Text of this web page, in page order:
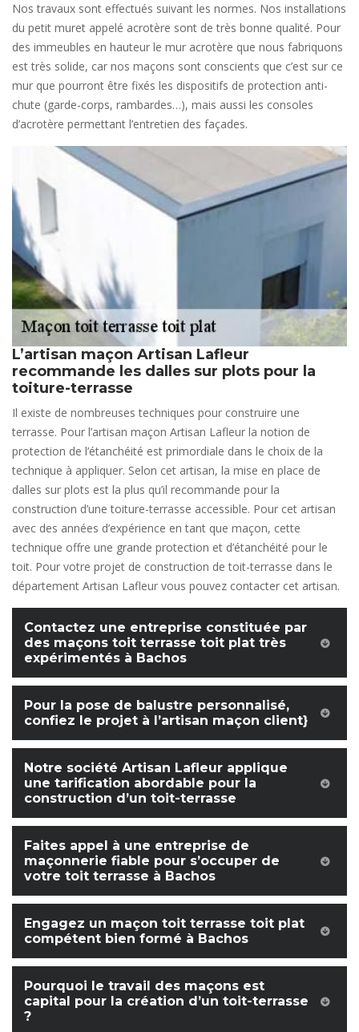
Nos travaux sont effectués suivant les normes. Nos installations
du petit muret appelé acrotère sont de très bonne qualité. Pour
des immeubles en hauteur le mur acrotère que nous fabriquons
est très solide, car nos maçons sont conscients que c’est sur ce
mur que pourront être fixés les dispositifs de protection anti-
chute (garde-corps, rambardes…), mais aussi les consoles
d’acrotère permettant l’entretien des façades.
L’artisan maçon Artisan Lafleur
recommande les dalles sur plots pour la
toiture-terrasse
Il existe de nombreuses techniques pour construire une
terrasse. Pour l’artisan maçon Artisan Lafleur la notion de
protection de l’étanchéité est primordiale dans le choix de la
technique à appliquer. Selon cet artisan, la mise en place de
dalles sur plots est la plus qu’il recommande pour la
construction d’une toiture-terrasse accessible. Pour cet artisan
avec des années d’expérience en tant que maçon, cette
technique offre une grande protection et d’étanchéité pour le
toit. Pour votre projet de construction de toit-terrasse dans le
département Artisan Lafleur vous pouvez contacter cet artisan.
Contactez une entreprise constituée par
des maçons toit terrasse toit plat très
expérimentés à Bachos
Pour la pose de balustre personnalisé,
confiez le projet à l’artisan maçon client}
Notre société Artisan Lafleur applique
une tarification abordable pour la
construction d’un toit-terrasse
Faites appel à une entreprise de
maçonnerie fiable pour s’occuper de
votre toit terrasse à Bachos
Engagez un maçon toit terrasse toit plat
compétent bien formé à Bachos
Pourquoi le travail des maçons est
capital pour la création d’un toit-terrasse
?